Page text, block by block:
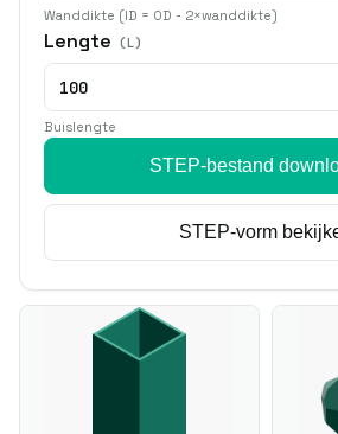
Wanddikte (ID = OD - 2×wanddikte)
Lengte (L)
Buislengte
STEP-bestand
STEP-vorm